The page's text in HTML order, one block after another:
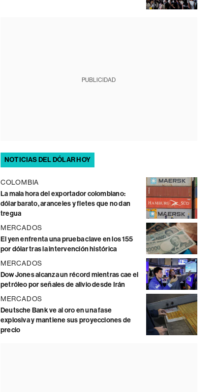
PUBLICIDAD
NOTICIAS DEL DÓLAR HOY
COLOMBIA
La mala hora del exportador colombiano:
dólar barato, aranceles y fletes que no dan
tregua
MERCADOS
El yen enfrenta una prueba clave en los 155
por dólar tras la intervención histórica
MERCADOS
Dow Jones alcanza un récord mientras cae el
petróleo por señales de alivio desde Irán
MERCADOS
Deutsche Bank ve al oro en una fase
explosiva y mantiene sus proyecciones de
precio